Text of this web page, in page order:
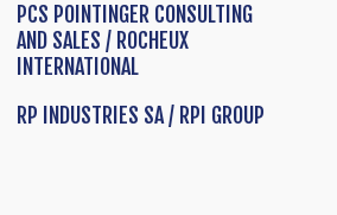
PCS POINTINGER CONSULTING
AND SALES / ROCHEUX
INTERNATIONAL
RP INDUSTRIES SA / RPI GROUP